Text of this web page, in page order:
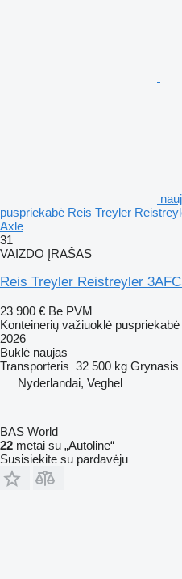
puspriekabė Reis Treyler
Axle
31
VAIZDO ĮRAŠAS
Reis Treyler Reistreyler
23 900 € Be PVM
Konteinerių važiuoklė puspriekabė
2026
Būklė naujas
Transporteris 32 500 kg Grynasis
Nyderlandai, Veghel
BAS World
22 metai su „Autoline“
Susisiekite su pardavėju